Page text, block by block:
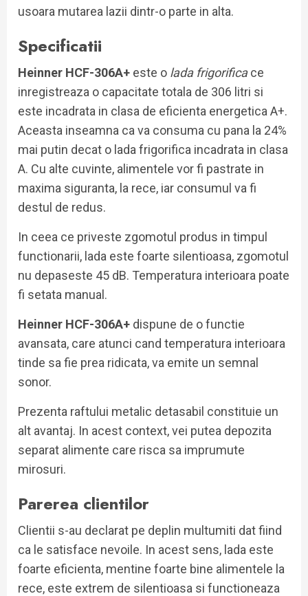
usoara mutarea lazii dintr-o parte in alta.
Specificatii
Heinner HCF-306A+ este o lada frigorificace
inregistreaza o capacitate totala de 306 litri si
este incadrata in clasa de eficienta energetica A+.
Aceasta inseamna ca va consuma cu pana la 24%
mai putin decat o lada frigorifica incadrata in clasa
A. Cu alte cuvinte, alimentele vor fi pastrate in
maxima siguranta, la rece, iar consumul va fi
destul de redus.
In ceea ce priveste zgomotul produs in timpul
functionarii, lada este foarte silentioasa, zgomotul
nu depaseste 45 dB. Temperatura interioara poate
fi setata manual.
Heinner HCF-306A+ dispune de o functie
avansata, care atunci cand temperatura interioara
tinde sa fie prea ridicata, va emite un semnal
sonor.
Prezenta raftului metalic detasabil constituie un
alt avantaj. In acest context, vei putea depozita
separat alimente care risca sa imprumute
mirosuri.
Parerea clientilor
Clientii s-au declarat pe deplin multumiti dat fiind
ca le satisface nevoile. In acest sens, lada este
foarte eficienta, mentine foarte bine alimentele la
rece, este extrem de silentioasa si functioneaza